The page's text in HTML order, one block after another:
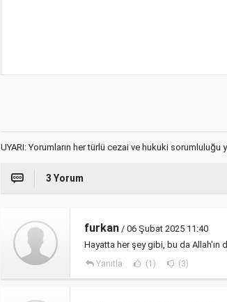
UYARI: Yorumların her türlü cezai ve hukuki
3 Yorum
furkan / 06 Şubat 2025 11:40
Hayatta her şey gibi, bu da
Yanıtla (1) (3)